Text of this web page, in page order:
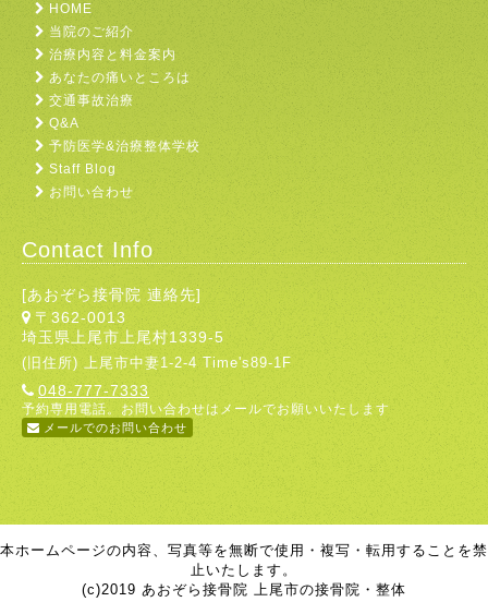
HOME
当院のご紹介
治療内容と料金案内
あなたの痛いところは
交通事故治療
Q&A
予防医学&治療整体学校
Staff Blog
お問い合わせ
Contact Info
[あおぞら接骨院 連絡先]
〒362-0013
埼玉県上尾市上尾村1339-5
(旧住所) 上尾市中妻1-2-4 Time's89-1F
048-777-7333
予約専用電話。お問い合わせはメールでお願いいたします
メールでのお問い合わせ
本ホームページの内容、写真等を無断で使用・複写・転用することを禁
止いたします。
(c)2019 あおぞら接骨院 上尾市の接骨院・整体